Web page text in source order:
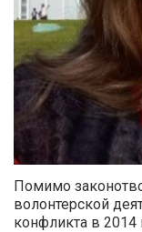
Помимо
волонтерской
конфликта в 2014